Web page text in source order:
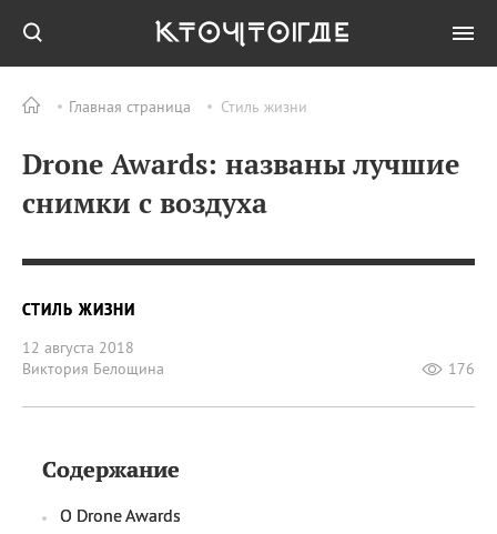
Главная страница Стиль жизни
Drone Awards: названы лучшие
снимки с воздуха
СТИЛЬ ЖИЗНИ
12 августа 2018
Виктория Белощина
176
Содержание
О Drone Awards